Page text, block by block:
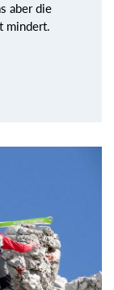
aber die
mindert.